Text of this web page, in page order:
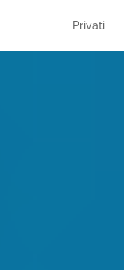
Privati